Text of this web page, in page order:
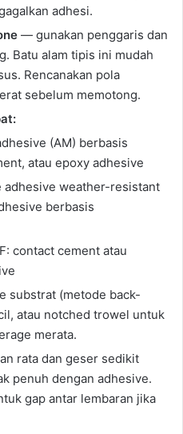
adhesi.
— gunakan penggaris dan
Batu alam tipis ini mudah
Rencanakan pola
sebelum memotong.
(AM) berbasis
atau epoxy adhesive
weather-resistant
berbasis
contact cement atau
substrat (metode back-
atau notched trowel untuk
merata.
rata dan geser sedikit
penuh dengan adhesive.
gap antar lembaran jika